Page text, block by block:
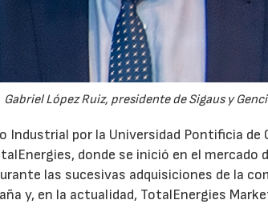
Gabriel López Ruiz, presidente de Sigaus y
Industrial por la Universidad Pontificia de
donde se inició en el mercado
las sucesivas adquisiciones de la
y, en la actualidad, TotalEnergies